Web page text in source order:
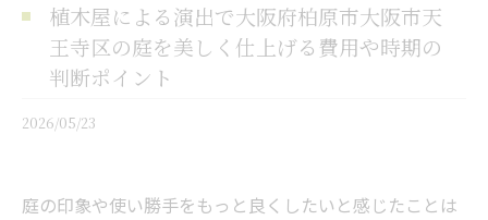
植木屋による演出で大阪府柏原市大阪市天
王寺区の庭を美しく仕上げる費用や時期の
判断ポイント
2026/05/23
庭の印象や使い勝手をもっと良くしたいと感じたことは